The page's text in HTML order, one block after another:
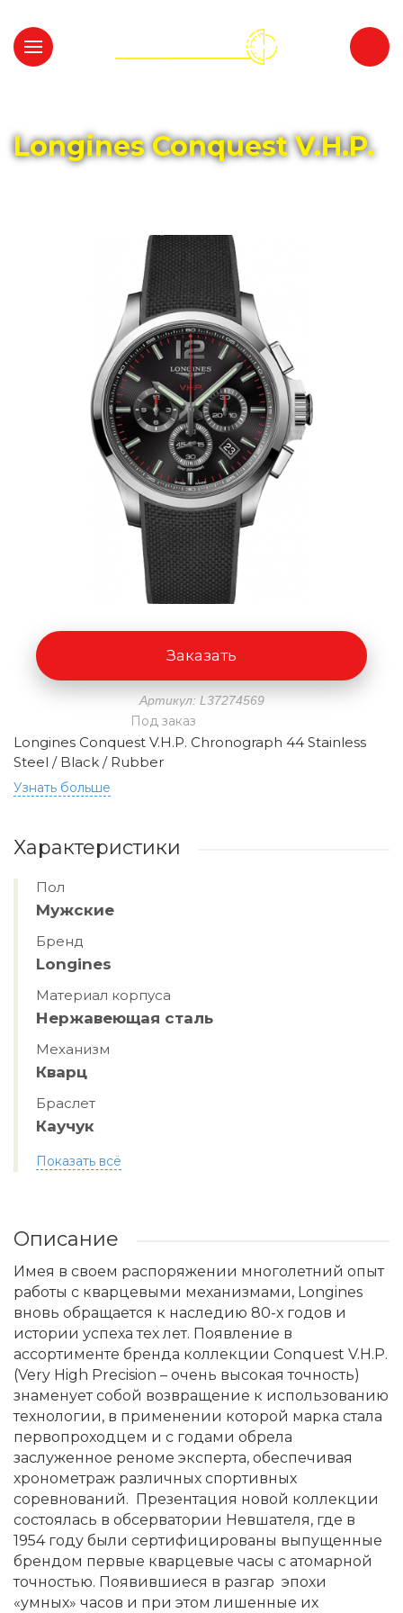
Longines Conquest V.H.P.
Артикул: L37274569
Под заказ
Longines Conquest V.H.P. Chronograph 44 Stainless
Steel / Black / Rubber
Узнать больше
Заказать
Характеристики
Пол
Мужские
Бренд
Longines
Материал корпуса
Нержавеющая сталь
Механизм
Кварц
Браслет
Каучук
Показать всё
Описание
Имея в своем распоряжении многолетний опыт
работы с кварцевыми механизмами, Longines
вновь обращается к наследию 80-х годов и
истории успеха тех лет. Появление в
ассортименте бренда коллекции Conquest V.H.P.
(Very High Precision – очень высокая точность)
знаменует собой возвращение к использованию
технологии, в применении которой марка стала
первопроходцем и с годами обрела
заслуженное реноме эксперта, обеспечивая
хронометраж различных спортивных
соревнований. Презентация новой коллекции
состоялась в обсерватории Невшателя, где в
1954 году были сертифицированы выпущенные
брендом первые кварцевые часы с атомарной
точностью. Появившиеся в разгар эпохи
«умных» часов и при этом лишенные их